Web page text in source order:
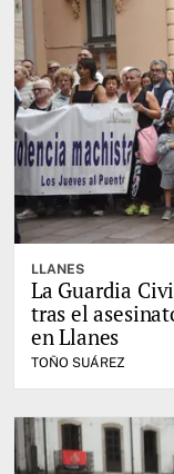
LLANES
La Guardia
tras el
en Llanes
TOÑO SUÁREZ